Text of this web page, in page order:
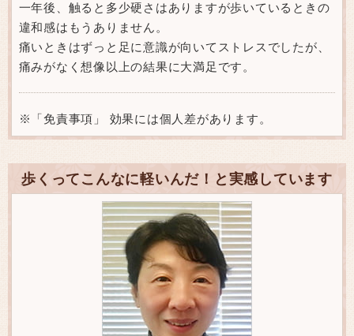
一年後、触ると多少硬さはありますが歩いているときの
違和感はもうありません。
痛いときはずっと足に意識が向いてストレスでしたが、
痛みがなく想像以上の結果に大満足です。
※「免責事項」 効果には個人差があります。
歩くってこんなに軽いんだ！と実感しています